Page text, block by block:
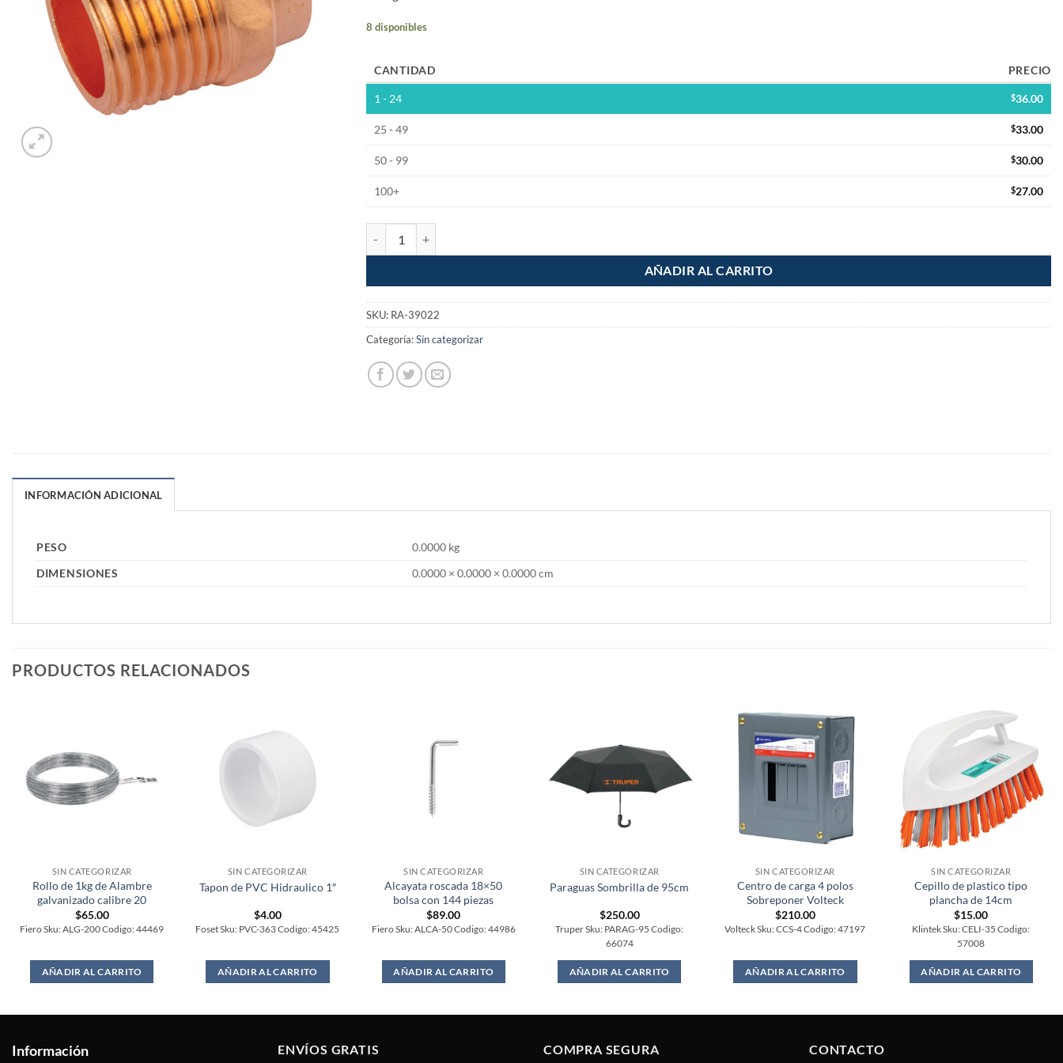
8 disponibles
CANTIDAD PRECIO
1 - 24 $36.00
25 - 49 $33.00
50 - 99 $30.00
100+ $27.00
AÑADIR AL CARRITO
SKU: RA-39022
Categoría:Sin categorizar
INFORMACIÓN ADICIONAL
PESO
0.0000 kg
DIMENSIONES
0.0000 × 0.0000 × 0.0000 cm
PRODUCTOS RELACIONADOS
SIN CATEGORIZAR
Rollo de 1kg de Alambre
galvanizado calibre 20
$65.00
Fiero Sku: ALG-200 Codigo: 44469
AÑADIR AL CARRITO
SIN CATEGORIZAR
Tapon de PVC Hidraulico 1″
$4.00
Foset Sku: PVC-363 Codigo: 45425
AÑADIR AL CARRITO
SIN CATEGORIZAR
Alcayata roscada 18×50
bolsa con 144 piezas
$89.00
Fiero Sku: ALCA-50 Codigo: 44986
AÑADIR AL CARRITO
SIN CATEGORIZAR
Paraguas Sombrilla de 95cm
$250.00
Truper Sku: PARAG-95 Codigo:
66074
AÑADIR AL CARRITO
SIN CATEGORIZAR
Centro de carga 4 polos
Sobreponer Volteck
$210.00
Volteck Sku: CCS-4 Codigo: 47197
AÑADIR AL CARRITO
SIN CATEGORIZAR
Cepillo de plastico tipo
plancha de 14cm
$15.00
Klintek Sku: CELI-35 Codigo:
57008
AÑADIR AL CARRITO
Información ENVÍOS GRATIS COMPRA SEGURA CONTACTO